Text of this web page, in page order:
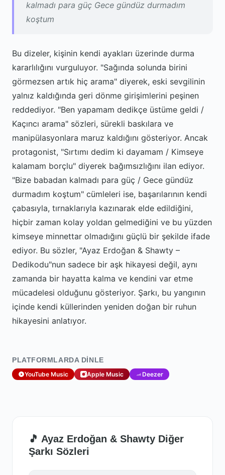
kalmadı para güç Gece gündüz durmadım
koştum
Bu dizeler, kişinin kendi ayakları üzerinde durma
kararlılığını vurguluyor. "Sağında solunda birini
görmezsen artık hiç arama" diyerek, eski sevgilinin
yalnız kaldığında geri dönme girişimlerini peşinen
reddediyor. "Ben yapamam dedikçe üstüme geldi /
Kaçıncı arama" sözleri, sürekli baskılara ve
manipülasyonlara maruz kaldığını gösteriyor. Ancak
protagonist, "Sırtımı dedim ki dayamam / Kimseye
kalamam borçlu" diyerek bağımsızlığını ilan ediyor.
"Bize babadan kalmadı para güç / Gece gündüz
durmadım koştum" cümleleri ise, başarılarının kendi
çabasıyla, tırnaklarıyla kazınarak elde edildiğini,
hiçbir zaman kolay yoldan gelmediğini ve bu yüzden
kimseye minnettar olmadığını güçlü bir şekilde ifade
ediyor. Bu sözler, "Ayaz Erdoğan & Shawty –
Dedikodu"nun sadece bir aşk hikayesi değil, aynı
zamanda bir hayatta kalma ve kendini var etme
mücadelesi olduğunu gösteriyor. Şarkı, bu yangının
içinde kendi küllerinden yeniden doğan bir ruhun
hikayesini anlatıyor.
PLATFORMLARDA DINLE
YouTube Music Apple Music Deezer
🎵 Ayaz Erdoğan & Shawty Diğer
Şarkı Sözleri